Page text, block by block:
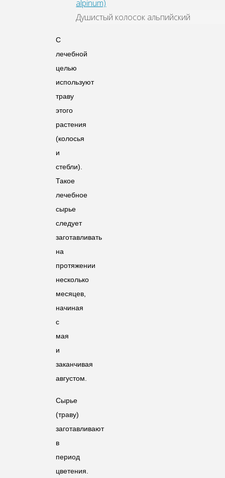
Душистый колосок альпийский
С
лечебной
целью
используют
траву
этого
растения
(колосья
и
стебли).
Такое
лечебное
сырье
следует
заготавливать
на
протяжении
несколько
месяцев,
начиная
с
мая
и
заканчивая
августом.
Сырье
(траву)
заготавливают
в
период
цветения.